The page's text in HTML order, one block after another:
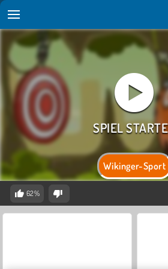
Wikinger-Sport
62%